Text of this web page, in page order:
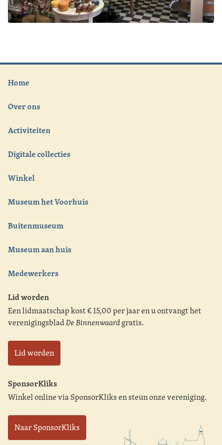
Home
Over ons
Activiteiten
Digitale collecties
Winkel
Museum het Voorhuis
Buitenmuseum
Museum aan huis
Medewerkers
Lid worden
Een lidmaatschap kost € 15,00 per jaar en u ontvangt het
verenigingsbladDe Binnenwaardgratis.
Lid worden
SponsorKliks
Winkel online via SponsorKliks en steun onze vereniging.
Naar SponsorKliks